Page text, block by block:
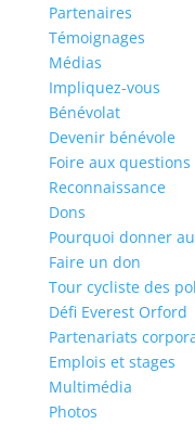
Partenaires
Témoignages
Médias
Impliquez-vous
Bénévolat
Devenir bénévole
Foire aux questions
Reconnaissance
Dons
Pourquoi donner
Faire un don
Tour cycliste des
Défi Everest Orford
Partenariats
Emplois et stages
Multimédia
Photos